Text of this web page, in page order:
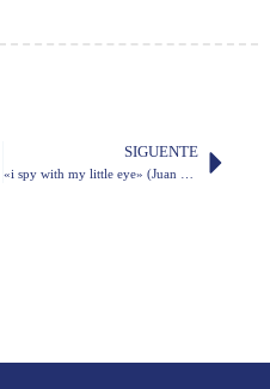
SIGUENTE